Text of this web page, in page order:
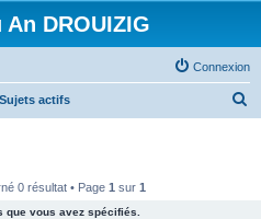
DROUIZIG
Connexion
Sujets actifs
0 résultat • Page 1 sur 1
vous avez spécifiés.